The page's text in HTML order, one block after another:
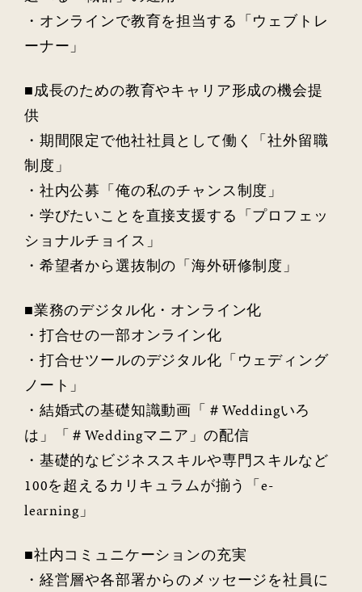
・オンラインで教育を担当する「ウェブトレ
ーナー」
■成長のための教育やキャリア形成の機会提
供
・期間限定で他社社員として働く「社外留職
制度」
・社内公募「俺の私のチャンス制度」
・学びたいことを直接支援する「プロフェッ
ショナルチョイス」
・希望者から選抜制の「海外研修制度」
■業務のデジタル化・オンライン化
・打合せの一部オンライン化
・打合せツールのデジタル化「ウェディング
ノート」
・結婚式の基礎知識動画「＃Weddingいろ
は」「＃Weddingマニア」の配信
・基礎的なビジネススキルや専門スキルなど
100を超えるカリキュラムが揃う「e-
learning」
■社内コミュニケーションの充実
・経営層や各部署からのメッセージを社員に